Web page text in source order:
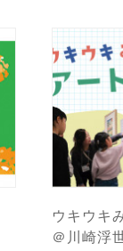
ウキウキ
＠川崎浮